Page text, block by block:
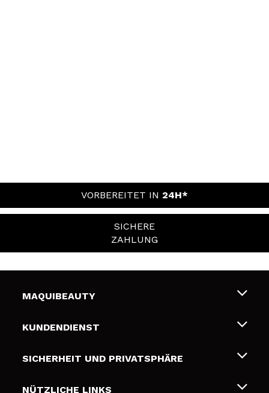
VORBEREITET IN 24H*
SICHERE
ZAHLUNG
MAQUIBEAUTY
Über uns
Geschenkkarten
KUNDENDIENST
Liefer- und Versandkosten
Zahlung
SICHERHEIT UND PRIVATSPHÄRE
Bedingungen und Datenschutz
NÜTZLICHE LINKS